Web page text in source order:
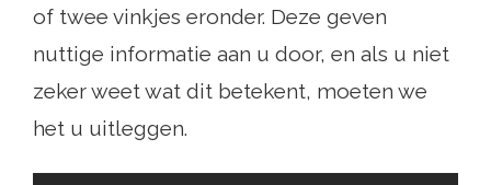
of twee vinkjes eronder. Deze geven
nuttige informatie aan u door, en als u niet
zeker weet wat dit betekent, moeten we
het u uitleggen.